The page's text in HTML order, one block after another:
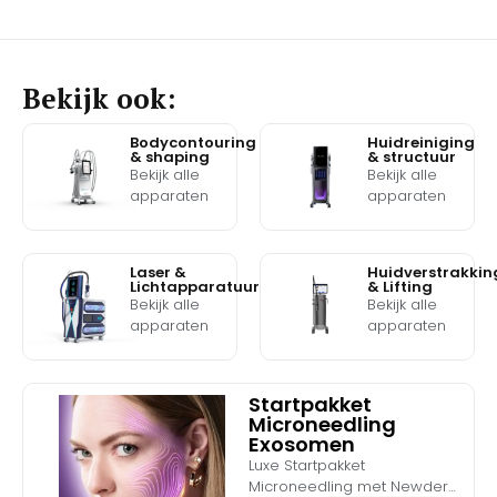
Bekijk ook:
Bodycontouring
& shaping
Bekijk alle
apparaten
Huidreiniging
& structuur
Bekijk alle
apparaten
Laser &
Lichtapparatuur
Bekijk alle
apparaten
& Lifting
Bekijk alle
apparaten
Startpakket
Microneedling
Exosomen
Luxe Startpakket
Microneedling met Newderm